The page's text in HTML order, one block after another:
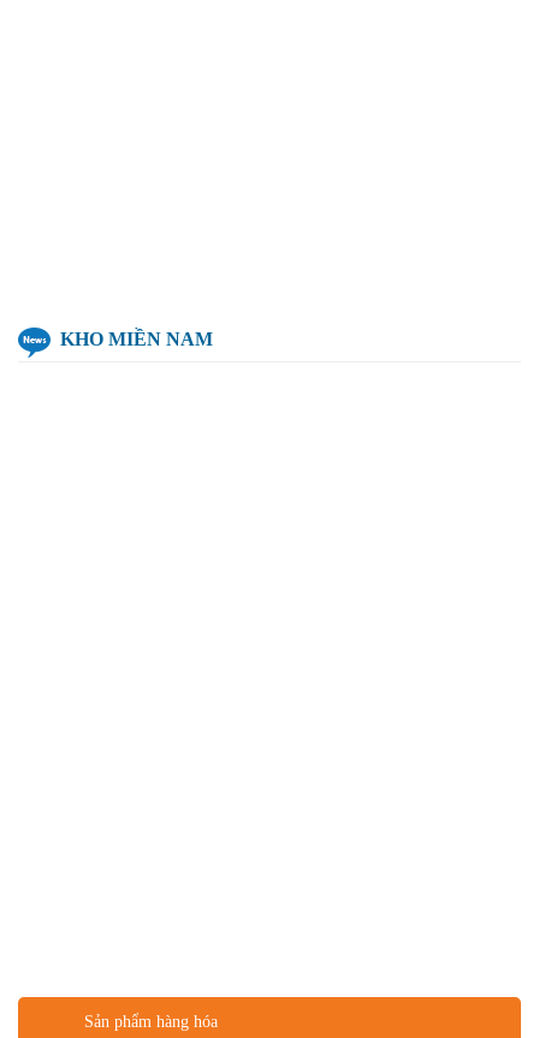
KHO MIỀN NAM
Sản phẩm hàng hóa